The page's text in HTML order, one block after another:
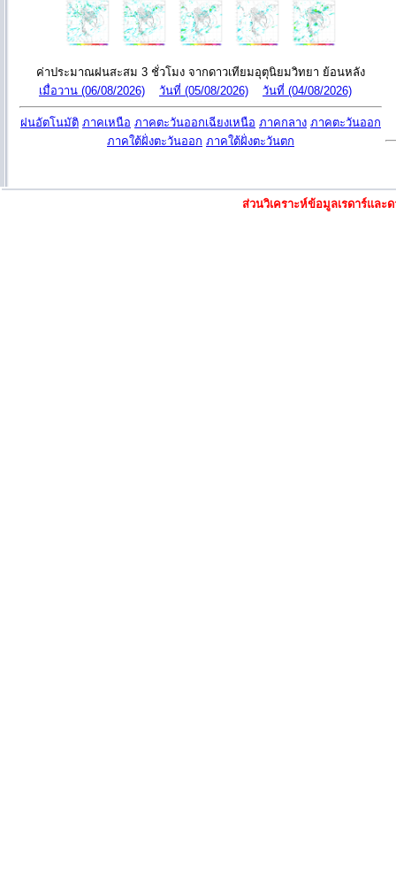
ค่าประมาณฝนสะสม 3 ชั่วโมง จากดาวเทียมอุตุนิยมวิทยา ย้อนหลัง
เมื่อวาน (06/08/2026)
วันที่ (05/08/2026) วันที่ (04/08/2026)
ฝนอัตโนมัติ ภาคเหนือ ภาคตะวันออกเฉียงเหนือ ภาคกลาง ภาคตะวันออก
ภาคใต้ฝั่งตะวันออก ภาคใต้ฝั่งตะวันตก
ส่วนวิเคราะห์ข้อมูลเรดาร์แล